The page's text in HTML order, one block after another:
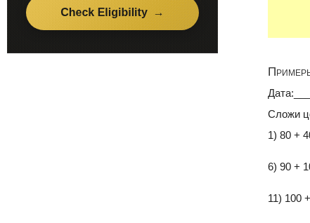
Сложи
1) 80 +
6) 90 +
11) 100